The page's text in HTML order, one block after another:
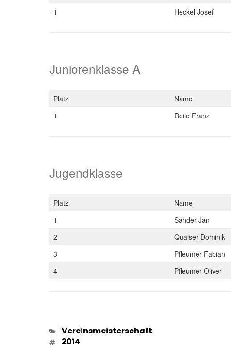
1
Heckel Josef
Juniorenklasse A
Platz Name
1
Reile Franz
Jugendklasse
Platz Name
1
Sander Jan
2
Quaiser Dominik
3
Pfleumer Fabian
4
Pfleumer Oliver
Kategorien
Vereinsmeisterschaft
Schlagwörter
2014